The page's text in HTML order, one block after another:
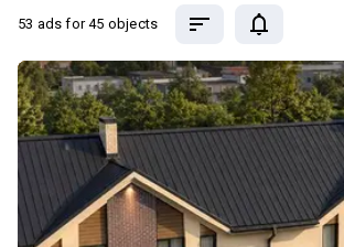
53 ads for 45 objects